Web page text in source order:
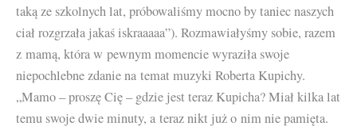
taką ze szkolnych lat, próbowaliśmy mocno by taniec naszych
ciał rozgrzała jakaś iskraaaaa”). Rozmawiałyśmy sobie, razem
z mamą, która w pewnym momencie wyraziła swoje
niepochlebne zdanie na temat muzyki Roberta Kupichy.
„Mamo – proszę Cię – gdzie jest teraz Kupicha? Miał kilka lat
temu swoje dwie minuty, a teraz nikt już o nim nie pamięta.